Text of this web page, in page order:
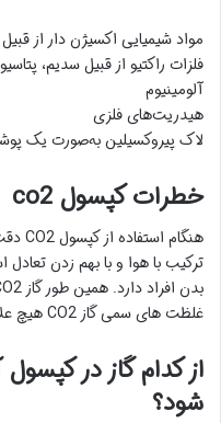
مواد شیمیایی اکسیژن دار از قبیل
فلزات راکتیو از قبیل سدیم،
آلومینیوم
هیدریت‌های فلزی
لاک پیروکسیلین به‌صورت
خطرات کپسول co2
ترکیب با هوا و با بهم زدن
غلظت های سمی گاز CO2 هیچ علائم هشداردهنده‌ای مانند بو ندارد.
از کدام گاز در
شود؟